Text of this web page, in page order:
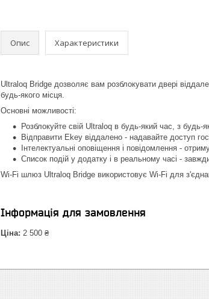
Опис Характеристики
Ultraloq Bridge дозволяє вам розблокувати двері
будь-якого місця.
Основні можливості:
Розблокуйте свій Ultraloq в будь-який час, з будь-
Відправити Ekey віддалено - надавайте доступ
Інтелектуальні оповіщення і повідомлення -
Список подій у додатку і в реальному часі -
Wi-Fi шлюз Ultraloq Bridge використовує Wi-Fi для
Інформація для замовлення
Ціна: 2 500 ₴